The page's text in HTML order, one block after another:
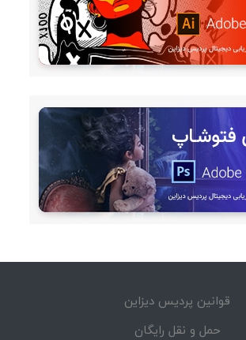
قوانین پردیس دیزاین
حمل و نقل رایگان